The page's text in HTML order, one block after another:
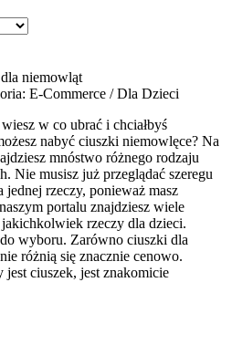
niemowląt
E-Commerce / Dla Dzieci
w co ubrać i chciałbyś
nabyć ciuszki niemowlęce? Na
mnóstwo różnego rodzaju
Nie musisz już przeglądać szeregu
rzeczy, ponieważ masz
portalu znajdziesz wiele
rzeczy dla dzieci.
wyboru. Zarówno ciuszki dla
różnią się znacznie cenowo.
ciuszek, jest znakomicie